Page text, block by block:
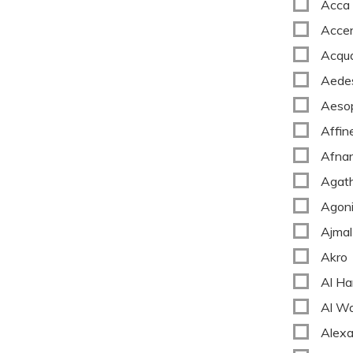
Unique'e Luxury Mangonifiscent
Extrait de Parfum 80 ml
958,00 PLN
Oszczędzasz 191.60 PLN
Acca
Ajmal
Akro
Al
Al